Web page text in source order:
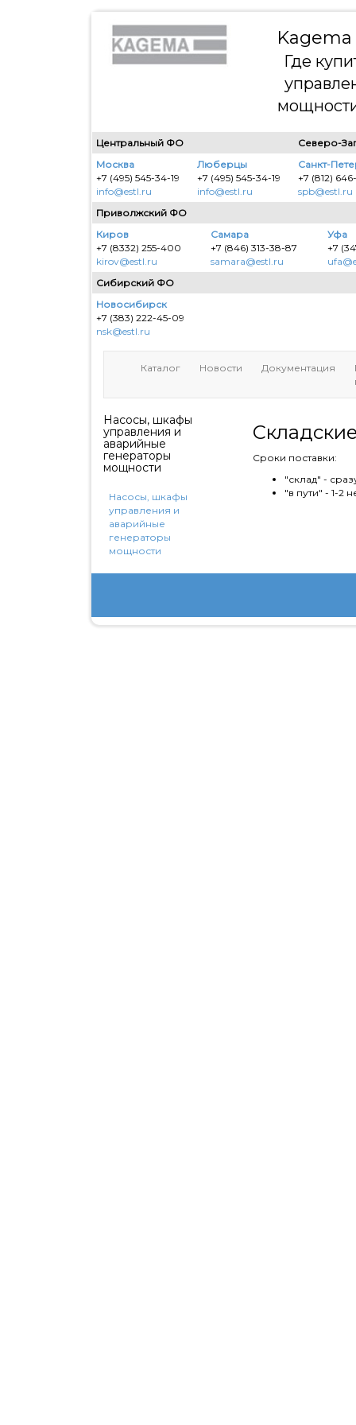
Kagema
Где
Центральный ФО
Северо-
Москва
+7 (495) 545-34-19
info@estl.ru
Люберцы
+7 (495) 545-34-19
info@estl.ru
Санкт-
+7 (812)
spb@estl.ru
Приволжский ФО
Киров
+7 (8332) 255-400
kirov@estl.ru
Самара
+7 (846) 313-38-87
samara@estl.ru
Уфа
+7
Сибирский ФО
Новосибирск
+7 (383) 222-45-09
nsk@estl.ru
Каталог Новости Документация
Насосы, шкафы
управления и
аварийные
генераторы
мощности
Насосы, шкафы
управления и
аварийные
генераторы
мощности
Сроки поставки:
"склад" -
"в пути" - 1-2